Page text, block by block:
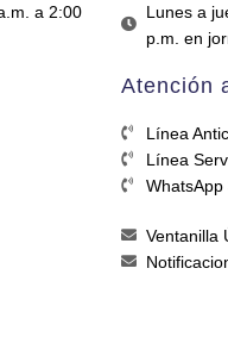
a 2:00
Lunes a
p.m. en
Atención
Línea
Línea
Ventanilla